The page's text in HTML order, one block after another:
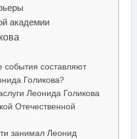
академии
события составляют
Голикова?
Леонида Голикова
Отечественной
занимал Леонид